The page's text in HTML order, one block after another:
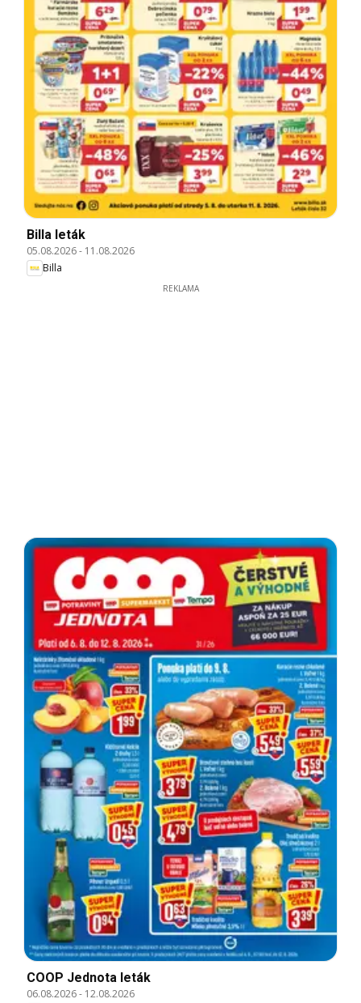
Billa leták
05.08.2026- 11.08.2026
Billa
REKLAMA
COOP Jednota leták
06.08.2026- 12.08.2026